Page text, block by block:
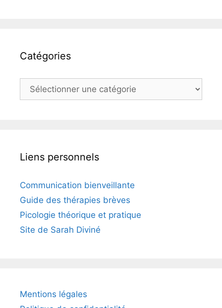
Catégories
Catégories
Liens personnels
Communication bienveillante
Guide des thérapies brèves
Picologie théorique et pratique
Site de Sarah Diviné
Mentions légales